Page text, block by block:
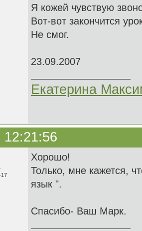
Я кожей чувствую
Вот-вот закончится
Не смог.
23.09.2007
Екатерина
12:21:56
17
Хорошо!
Только, мне кажется,
язык ".
Спасибо- Ваш Марк.